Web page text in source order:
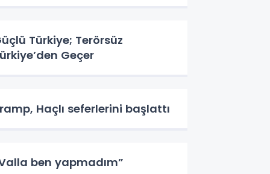
Türkiye; Terörsüz
Geçer
Haçlı seferlerini başlattı
ben yapmadım”